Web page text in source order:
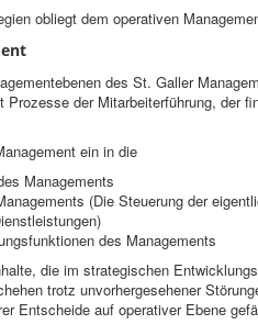
obliegt dem operativen
des St. Galler
der Mitarbeiterführung, der
ein in die
Managements
(Die Steuerung der
des Managements
die im strategischen
trotz unvorhergesehener
Entscheide auf operativer Ebene